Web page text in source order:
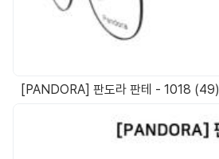
[PANDORA] 판도라 판테 - 1018 (49)